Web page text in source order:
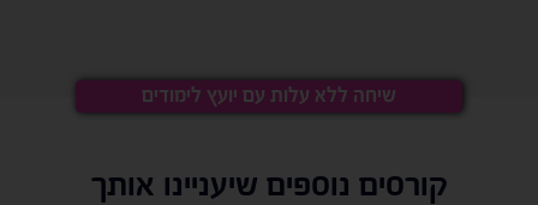
שיחה ללא עלות עם יועץ לימודים
קורסים נוספים שיעניינו אותך